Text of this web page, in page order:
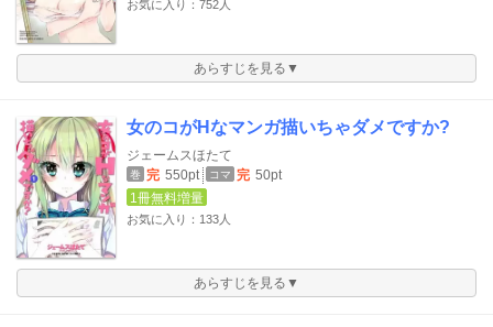
お気に入り：752人
あらすじを見る▼
女のコがHなマンガ描いちゃダメですか?
ジェームスほたて
巻 完 550pt コマ 完 50pt
1冊無料増量
お気に入り：133人
あらすじを見る▼